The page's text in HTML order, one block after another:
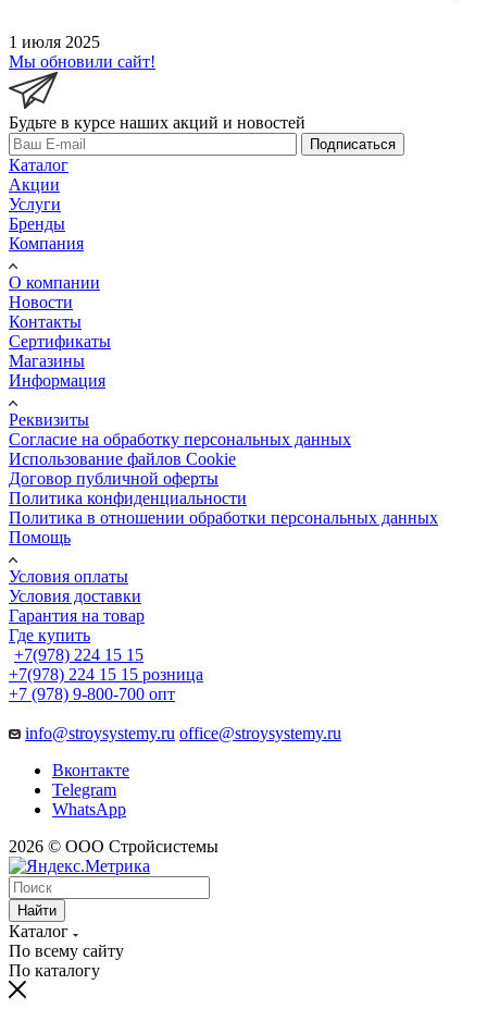
1 июля 2025
Мы обновили сайт!
Будьте в курсе наших акций и новостей
Подписаться
Каталог
Акции
Услуги
Бренды
Компания
О компании
Новости
Контакты
Сертификаты
Магазины
Информация
Реквизиты
Согласие на обработку персональных данных
Использование файлов Cookie
Договор публичной оферты
Политика конфиденциальности
Политика в отношении обработки персональных данных
Помощь
Условия оплаты
Условия доставки
Гарантия на товар
Где купить
+7(978) 224 15 15
+7(978) 224 15 15 розница
+7 (978) 9-800-700 опт
info@stroysystemy.ru office@stroysystemy.ru
Вконтакте
Telegram
WhatsApp
2026 © ООО Стройсистемы
Найти
Каталог
По всему сайту
По каталогу